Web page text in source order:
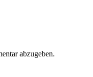
abzugeben.